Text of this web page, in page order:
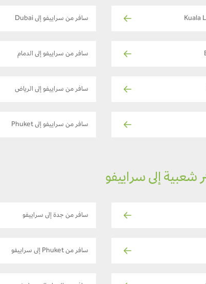
سافر من سراييفو إلى Dubai
سافر من سراييفو إلى الدمام
سافر من سراييفو إلى الرياض
سافر من سراييفو إلى Phuket
شعبية إلى سراييفو
سافر من جدة إلى سراييفو
سافر من Phuket إلى سراييفو